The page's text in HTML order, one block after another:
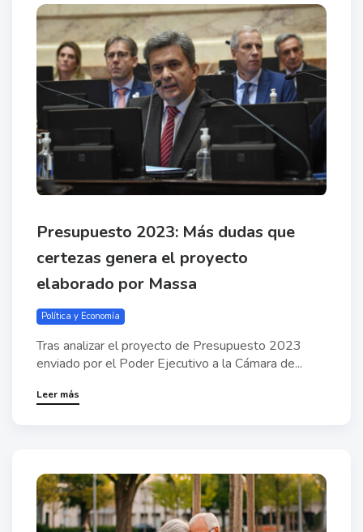
Presupuesto 2023: Más dudas que
certezas genera el proyecto
elaborado por Massa
Política y Economía
Tras analizar el proyecto de Presupuesto 2023
enviado por el Poder Ejecutivo a la Cámara de...
Leer más